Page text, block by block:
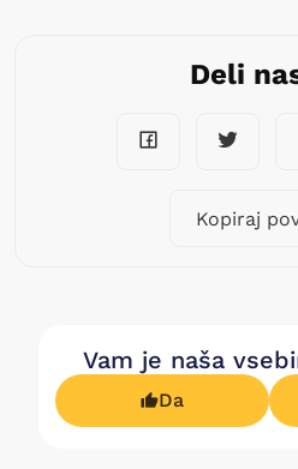
Deli
Kopiraj
Vam je naša
Da